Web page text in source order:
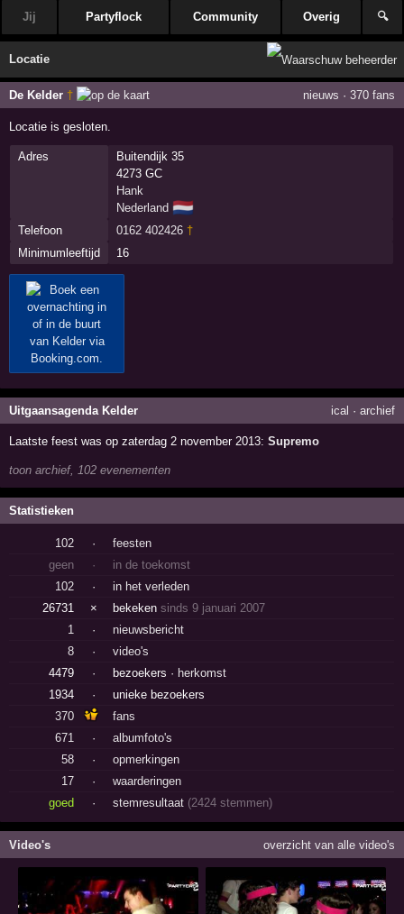
Jij Partyflock Community Overig 🔍
Locatie
De Kelder † nieuws · 370 fans
Locatie is gesloten.
Adres
Buitendijk 35
4273 GC
Hank
Nederland 🇳🇱
Telefoon 0162 402426 †
Minimumleeftijd
16
Uitgaansagenda Kelder ical · archief
Laatste feest was op zaterdag 2 november 2013:Supremo
toon archief, 102 evenementen
Statistieken
102 ·
feesten
geen
·
in de toekomst
102
·
in het verleden
26731
× bekekensinds 9 januari 2007
1
·
nieuwsbericht
8
·
video's
4479
· bezoekers · herkomst
1934
·
unieke bezoekers
370
fans
671
·
albumfoto's
58
·
opmerkingen
17
·
waarderingen
goed
· stemresultaat (2424 stemmen)
Video's overzicht van alle video's